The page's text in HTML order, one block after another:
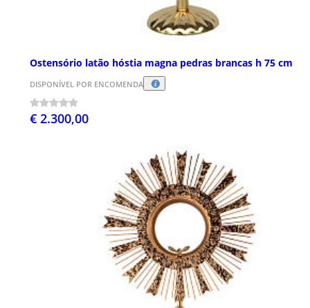
Ostensório latão hóstia magna pedras brancas h 75 cm
DISPONÍVEL POR ENCOMENDA
€ 2.300,00